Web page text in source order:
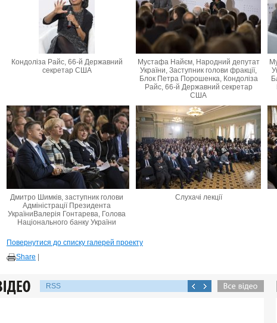
Кондоліза Райс, 66-й Державний
секретар США
Мустафа Найєм, Народний депутат
України, Заступник голови фракції,
Блок Петра Порошенка, Кондоліза
Райс, 66-й Державний секретар
США
Дмитро Шимків, заступник голови
Адміністрації Президента
УкраїниВалерія Гонтарева, Голова
Національного банку України
Слухачі лекції
Повернутися до списку галерей проекту
Share
RSS